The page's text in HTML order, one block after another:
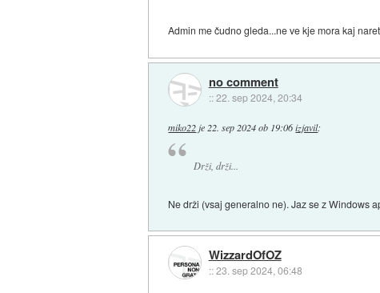
Admin me čudno gleda...ne ve kje mora kaj
no comment
::22. sep 2024, 20:34
miko22je22. sep 2024 ob 19:06 izjavil:
Drži, drži...
Ne drži (vsaj generalno ne). Jaz se z Windows
WizzardOfOZ
::23. sep 2024, 06:48